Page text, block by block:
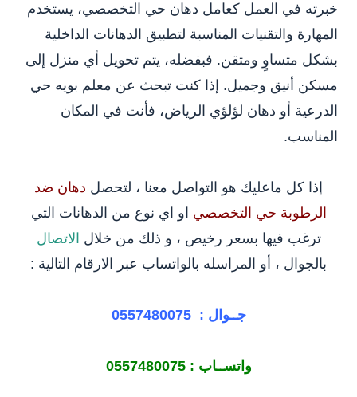
خبرته في العمل كعامل دهان حي التخصصي، يستخدم
المهارة والتقنيات المناسبة لتطبيق الدهانات الداخلية
بشكل متساوٍ ومتقن. فبفضله، يتم تحويل أي منزل إلى
مسكن أنيق وجميل. إذا كنت تبحث عن معلم بويه حي
الدرعية أو دهان لؤلؤي الرياض، فأنت في المكان
المناسب.
إذا كل ماعليك هو التواصل معنا ، لتحصل دهان ضد
الرطوبة حي التخصصي او اي نوع من الدهانات التي
ترغب فيها بسعر رخيص ، و ذلك من خلال الاتصال
بالجوال ، أو المراسله بالواتساب عبر الارقام التالية :
جــوال :0557480075
واتســاب :0557480075